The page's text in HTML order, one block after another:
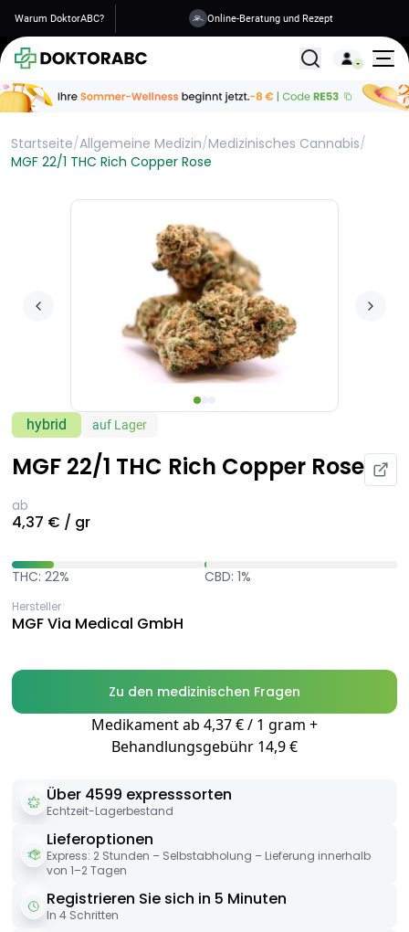
Warum DoktorABC? Versand in 1-2 Tagen
Alle
Startseite/Allgemeine Medizin/Medizinisches Cannabis/
MGF 22/1 THC Rich Copper Rose
hybrid auf Lager
MGF 22/1 THC Rich Copper Rose
ab
4,37 € / gr
THC: 22% CBD: 1%
Hersteller
MGF Via Medical GmbH
Zu den medizinischen Fragen
Medikament ab 4,37 € / 1 gram +
Behandlungsgebühr 14,9 €
Über 4599 expresssorten
Echtzeit-Lagerbestand
Lieferoptionen
Express: 2 Stunden – Selbstabholung – Lieferung innerhalb
von 1–2 Tagen
Registrieren Sie sich in 5 Minuten
In 4 Schritten